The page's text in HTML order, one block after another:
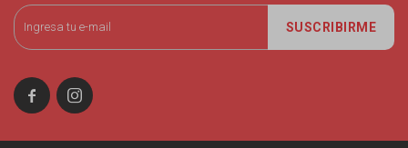
SUSCRIBIRME
 